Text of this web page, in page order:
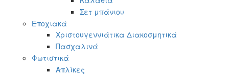
Σετ μπάνιου
Εποχιακά
Χριστουγεννιάτικα Διακοσμητικά
Πασχαλινά
Φωτιστικά
Απλίκες